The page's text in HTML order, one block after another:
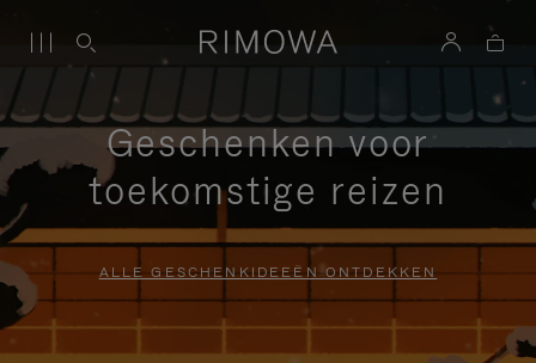
Geschenken voor
toekomstige reizen
ALLE GESCHENKIDEEËN ONTDEKKEN